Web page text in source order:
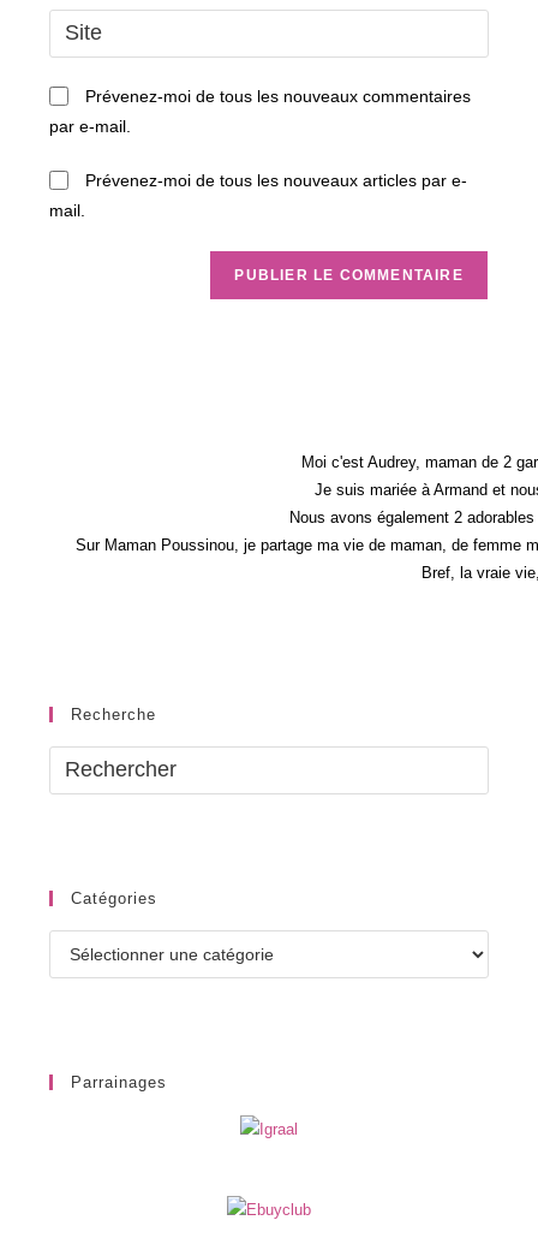
comment
email
address
comment
Saisir
l’URL
de
(facultatif)
Prévenez-moi de tous les nouveaux commentaires
par e-mail.
Prévenez-moi de tous les nouveaux articles par e-
mail.
Moi c'est Audrey, maman de 2
Je suis mariée à Armand et
Nous avons également 2
Sur Maman Poussinou, je partage ma vie de maman, de femme
Bref, la vraie
Recherche
Catégories
Parrainages